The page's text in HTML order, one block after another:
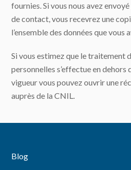
fournies. Si vous nous avez
de contact, vous recevrez une
l’ensemble des données que vous
Si vous estimez que le traitement
personnelles s’effectue en dehors
vigueur vous pouvez ouvrir une
auprès de la CNIL.
Blog